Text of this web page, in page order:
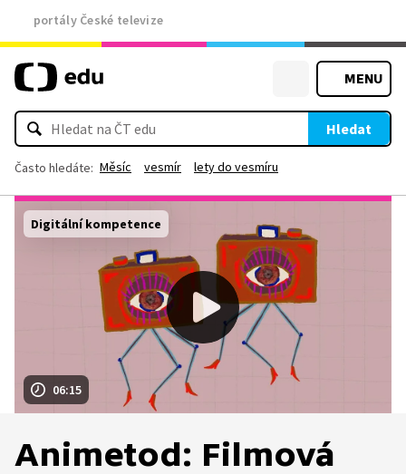
portály České televize
MENU
Hledat
Často hledáte: Měsíc vesmír lety do vesmíru
06:15
Digitální kompetence
Animetod: Filmová